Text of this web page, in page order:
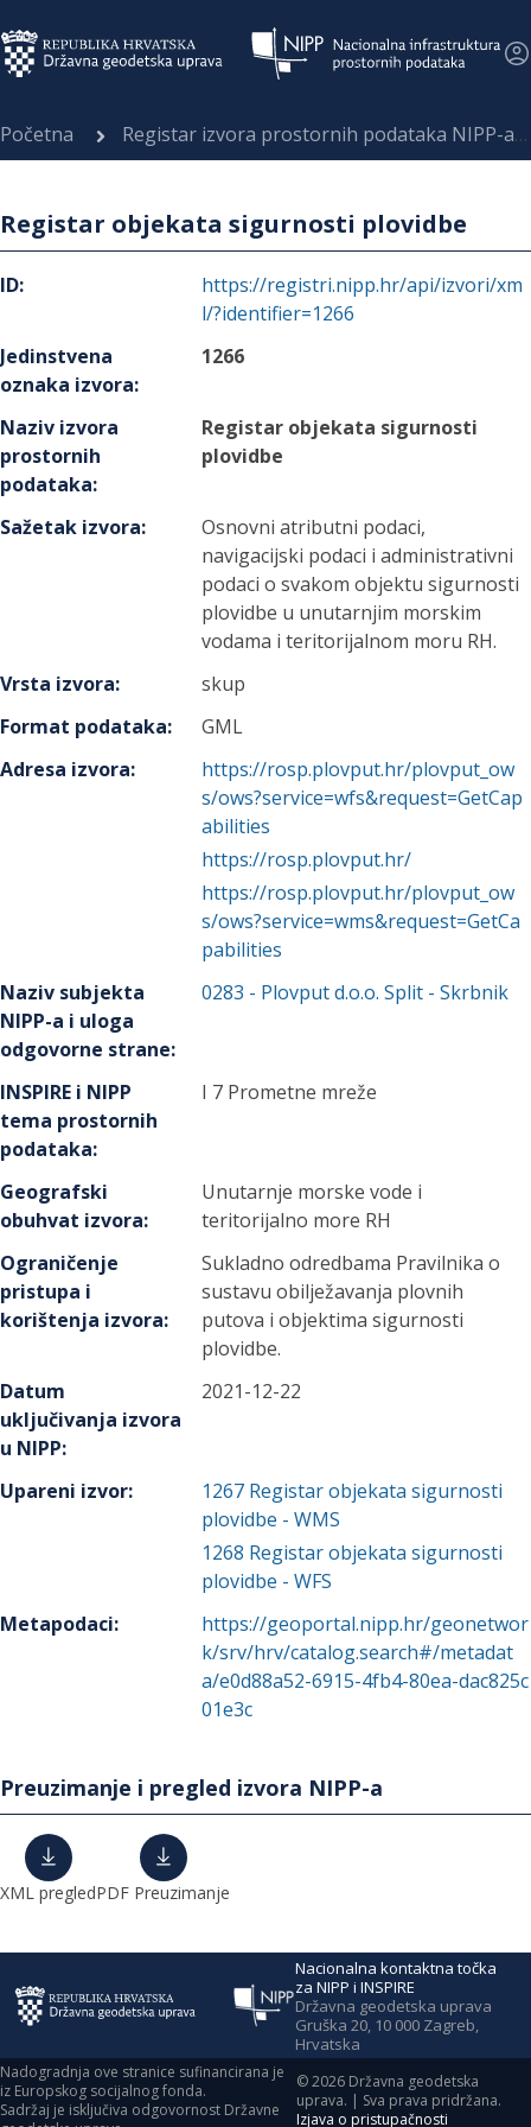
Početna Registar izvora prostornih podataka NIPP-a
Registar objekata sigurnosti plovidbe
ID:
https://registri.nipp.hr/api/izvori/xm
l/?identifier=1266
Jedinstvena
oznaka izvora:
1266
Naziv izvora
prostornih
podataka:
Registar objekata sigurnosti
plovidbe
Sažetak izvora:
Osnovni atributni podaci,
navigacijski podaci i administrativni
podaci o svakom objektu sigurnosti
plovidbe u unutarnjim morskim
vodama i teritorijalnom moru RH.
Vrsta izvora:
skup
Format podataka:
GML
Adresa izvora:
https://rosp.plovput.hr/plovput_ow
s/ows?service=wfs&request=GetCap
abilities
https://rosp.plovput.hr/
https://rosp.plovput.hr/plovput_ow
s/ows?service=wms&request=GetCa
pabilities
Naziv subjekta
NIPP-a i uloga
odgovorne strane:
0283 - Plovput d.o.o. Split - Skrbnik
INSPIRE i NIPP
tema prostornih
podataka:
I 7 Prometne mreže
Geografski
obuhvat izvora:
Unutarnje morske vode i
teritorijalno more RH
Ograničenje
pristupa i
korištenja izvora:
Sukladno odredbama Pravilnika o
sustavu obilježavanja plovnih
putova i objektima sigurnosti
plovidbe.
Datum
uključivanja izvora
u NIPP:
2021-12-22
Upareni izvor: 1267 Registar objekata sigurnosti
plovidbe - WMS
1268 Registar objekata sigurnosti
plovidbe - WFS
Metapodaci:
https://geoportal.nipp.hr/geonetwor
k/srv/hrv/catalog.search#/metadat
a/e0d88a52-6915-4fb4-80ea-dac825c
01e3c
Preuzimanje i pregled izvora NIPP-a
XML pregledPDF Preuzimanje
Nacionalna kontaktna točka
za NIPP i INSPIRE
Državna geodetska uprava
Gruška 20, 10 000 Zagreb,
Hrvatska
Nadogradnja ove stranice sufinancirana je
iz Europskog socijalnog fonda.
Sadržaj je isključiva odgovornost Državne
©2026 Državna geodetska
uprava. | Sva prava pridržana.
Izjava o pristupačnosti